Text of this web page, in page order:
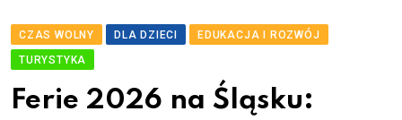
CZAS WOLNY DLA DZIECI
EDUKACJA I ROZWÓJ
TURYSTYKA
Ferie 2026 na Śląsku: